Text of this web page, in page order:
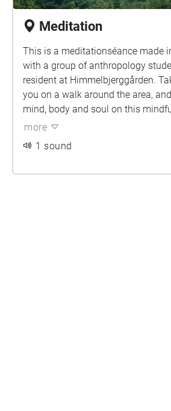
Meditation
This is a meditationséance made
with a group of anthropology
resident at Himmelbjerggården.
you on a walk around the area,
mind, body and soul on this
more
1 sound